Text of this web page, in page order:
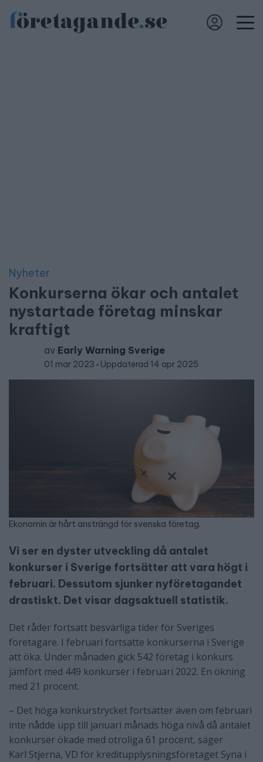
Nyheter
Konkurserna ökar och antalet
nystartade företag minskar
kraftigt
av Early Warning Sverige
01 mar 2023 Uppdaterad 14 apr 2025
Ekonomin är hårt ansträngd för svenska företag.
Vi ser en dyster utveckling då antalet
konkurser i Sverige fortsätter att vara högt i
februari. Dessutom sjunker nyföretagandet
drastiskt. Det visar dagsaktuell statistik.
Det råder fortsatt besvärliga tider för Sveriges
företagare. I februari fortsatte konkurserna i Sverige
att öka. Under månaden gick 542 företag i konkurs
jämfört med 449 konkurser i februari 2022. En ökning
med 21 procent.
– Det höga konkurstrycket fortsätter även om februari
inte nådde upp till januari månads höga nivå då antalet
konkurser ökade med otroliga 61 procent, säger
Karl Stjerna, VD för kreditupplysningsföretaget Syna i